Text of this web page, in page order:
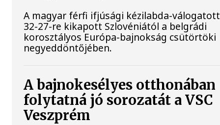
A magyar férfi ifjúsági kézilabda-válogatott
32-27-re kikapott Szlovéniától a belgrádi
korosztályos Európa-bajnokság csütörtöki
negyeddöntőjében.
A bajnokesélyes otthonában
folytatná jó sorozatát a VSC
Veszprém